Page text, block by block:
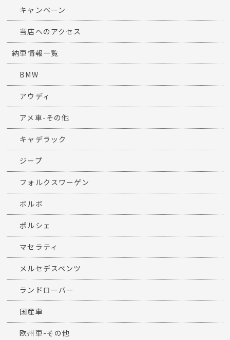
キャンペーン
当店へのアクセス
納車情報一覧
BMW
アウディ
アメ車-その他
キャデラック
ジープ
フォルクスワーゲン
ボルボ
ポルシェ
マセラティ
メルセデスベンツ
ランドローバー
国産車
欧州車-その他